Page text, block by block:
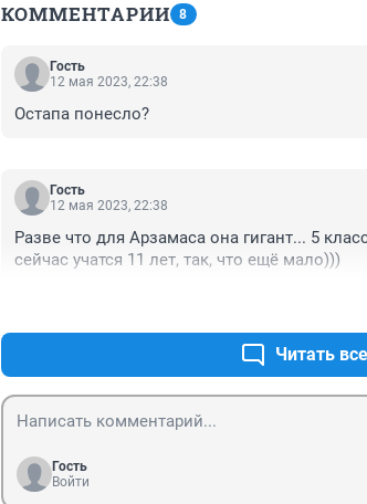
КОММЕНТАРИИ 8
Гость
12 мая 2023, 22:38
Остапа понесло?
Гость
12 мая 2023, 22:38
Разве что для Арзамаса она гигант... 5
сейчас учатся 11 лет, так, что ещё мало)))
Читать
Гость
Войти